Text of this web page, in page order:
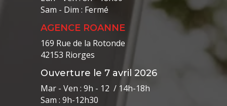
Sam - Dim : Fermé
AGENCE ROANNE
169 Rue de la Rotonde
42153 Riorges
Ouverture le 7 avril 2026
Mar - Ven : 9h - 12 / 14h-18h
Sam : 9h-12h30